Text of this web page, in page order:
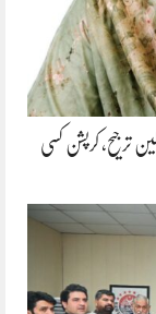
ترجیح، کرپشن کسی